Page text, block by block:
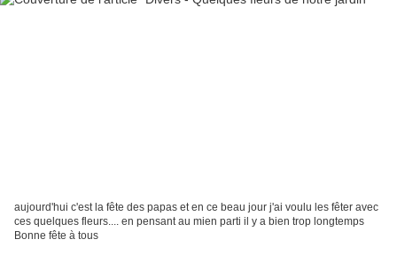
aujourd'hui c'est la fête des papas et en ce beau jour j'ai voulu les fêter avec
ces quelques fleurs.... en pensant au mien parti il y a bien trop longtemps
Bonne fête à tous